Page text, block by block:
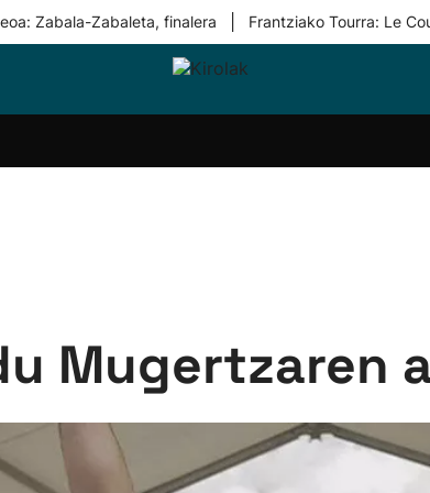
Zabala-Zabaleta, finalera Frantziako Tourra: Le
Taldeak
Mugertzaren